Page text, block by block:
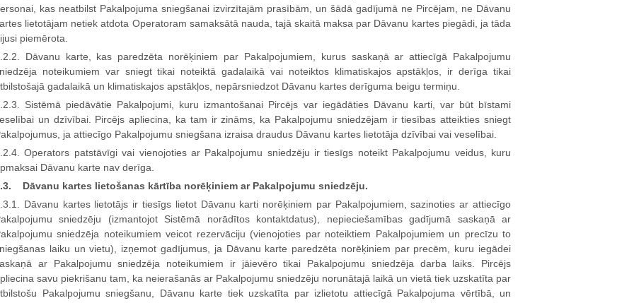
kas neatbilst Pakalpojuma sniegšanai izvirzītajām prasībām, un šādā gadījumā ne Pircējam, ne Dāvanu
lietotājam netiek atdota Operatoram samaksātā nauda, tajā skaitā maksa par Dāvanu kartes piegādi, ja tāda
piemērota.
Dāvanu karte, kas paredzēta norēķiniem par Pakalpojumiem, kurus saskaņā ar attiecīgā Pakalpojumu
noteikumiem var sniegt tikai noteiktā gadalaikā vai noteiktos klimatiskajos apstākļos, ir derīga tikai
gadalaikā un klimatiskajos apstākļos, nepārsniedzot Dāvanu kartes derīguma beigu termiņu.
Sistēmā piedāvātie Pakalpojumi, kuru izmantošanai Pircējs var iegādāties Dāvanu karti, var būt bīstami
un dzīvībai. Pircējs apliecina, ka tam ir zināms, ka Pakalpojumu sniedzējam ir tiesības atteikties sniegt
ja attiecīgo Pakalpojumu sniegšana izraisa draudus Dāvanu kartes lietotāja dzīvībai vai veselībai.
Operators patstāvīgi vai vienojoties ar Pakalpojumu sniedzēju ir tiesīgs noteikt Pakalpojumu veidus, kuru
Dāvanu karte nav derīga.
Dāvanu kartes lietošanas kārtība norēķiniem ar Pakalpojumu sniedzēju.
Dāvanu kartes lietotājs ir tiesīgs lietot Dāvanu karti norēķiniem par Pakalpojumiem, sazinoties ar attiecīgo
sniedzēju (izmantojot Sistēmā norādītos kontaktdatus), nepieciešamības gadījumā saskaņā ar
sniedzēja noteikumiem veicot rezervāciju (vienojoties par noteiktiem Pakalpojumiem un precīzu to
laiku un vietu), izņemot gadījumus, ja Dāvanu karte paredzēta norēķiniem par precēm, kuru iegādei
ar Pakalpojumu sniedzēja noteikumiem ir jāievēro tikai Pakalpojumu sniedzēja darba laiks. Pircējs
savu piekrišanu tam, ka neierašanās ar Pakalpojumu sniedzēju norunātajā laikā un vietā tiek uzskatīta par
Pakalpojumu sniegšanu, Dāvanu karte tiek uzskatīta par izlietotu attiecīgā Pakalpojuma vērtībā, un